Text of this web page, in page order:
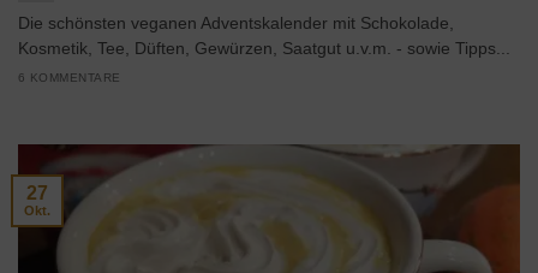
Die schönsten veganen Adventskalender mit Schokolade,
Kosmetik, Tee, Düften, Gewürzen, Saatgut u.v.m. - sowie Tipps...
6 KOMMENTARE
27
Okt.